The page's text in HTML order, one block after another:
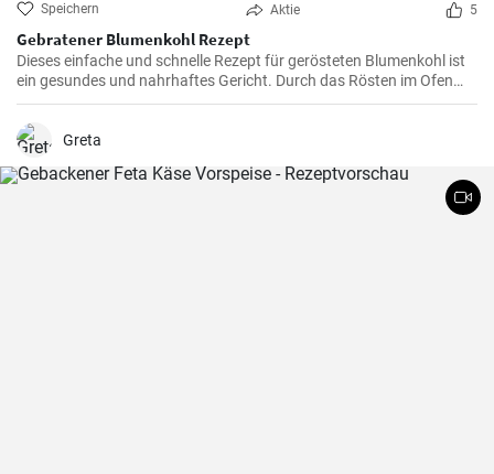
Speichern Aktie 5
Gebratener Blumenkohl Rezept
Dieses einfache und schnelle Rezept für gerösteten Blumenkohl ist
ein gesundes und nahrhaftes Gericht. Durch das Rösten im Ofen
erhält der Blumenkohl einen wunderbar süßen und nussigen
Geschmack. Servieren Sie ihn als Beilage oder als Hauptgericht.
Greta